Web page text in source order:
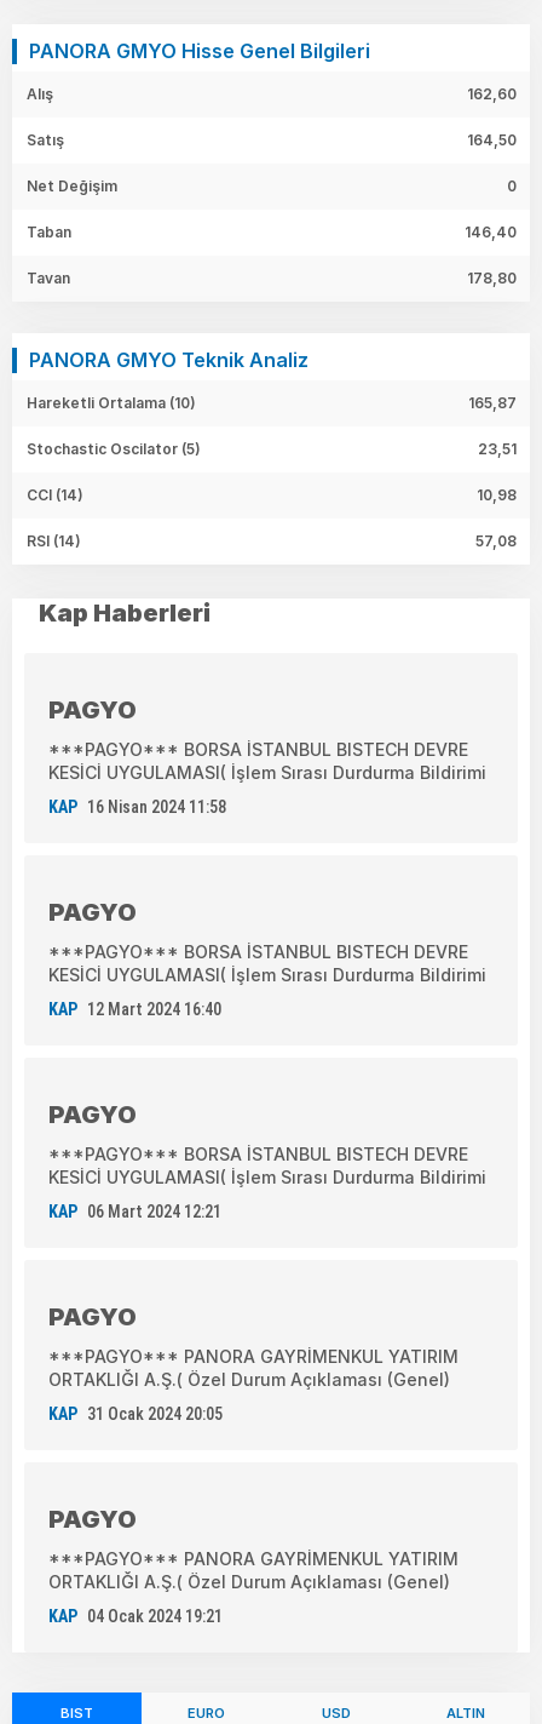
PANORA GMYO Hisse Genel Bilgileri
Alış 162,60
Satış 164,50
Net Değişim 0
Taban 146,40
Tavan 178,80
PANORA GMYO Teknik Analiz
Hareketli Ortalama (10) 165,87
Stochastic Oscilator (5) 23,51
CCI (14) 10,98
RSI (14) 57,08
Kap Haberleri
PAGYO
***PAGYO*** BORSA İSTANBUL BISTECH DEVRE
KESİCİ UYGULAMASI( İşlem Sırası Durdurma Bildirimi
KAP 16 Nisan 2024 11:58
PAGYO
***PAGYO*** BORSA İSTANBUL BISTECH DEVRE
KESİCİ UYGULAMASI( İşlem Sırası Durdurma Bildirimi
KAP 12 Mart 2024 16:40
PAGYO
***PAGYO*** BORSA İSTANBUL BISTECH DEVRE
KESİCİ UYGULAMASI( İşlem Sırası Durdurma Bildirimi
KAP 06 Mart 2024 12:21
PAGYO
***PAGYO*** PANORA GAYRİMENKUL YATIRIM
ORTAKLIĞI A.Ş.( Özel Durum Açıklaması (Genel)
KAP 31 Ocak 2024 20:05
PAGYO
***PAGYO*** PANORA GAYRİMENKUL YATIRIM
ORTAKLIĞI A.Ş.( Özel Durum Açıklaması (Genel)
KAP 04 Ocak 2024 19:21
BIST EURO USD ALTIN